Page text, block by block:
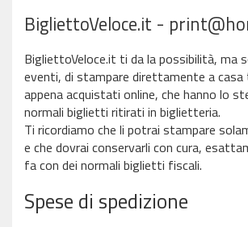
BigliettoVeloce.it -
BigliettoVeloce.it ti da la possibilità, ma
eventi, di stampare direttamente a
appena acquistati online, che hanno lo
normali biglietti ritirati in biglietteria.
Ti ricordiamo che li potrai stampare
e che dovrai conservarli con cura,
fa con dei normali biglietti fiscali.
Spese di spedizione